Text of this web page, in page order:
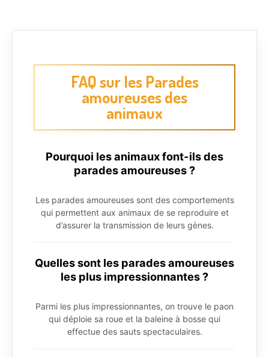
FAQ sur les Parades
amoureuses des
animaux
Pourquoi les animaux font-ils des
parades amoureuses ?
Les parades amoureuses sont des comportements
qui permettent aux animaux de se reproduire et
d’assurer la transmission de leurs gènes.
Quelles sont les parades amoureuses
les plus impressionnantes ?
Parmi les plus impressionnantes, on trouve le paon
qui déploie sa roue et la baleine à bosse qui
effectue des sauts spectaculaires.